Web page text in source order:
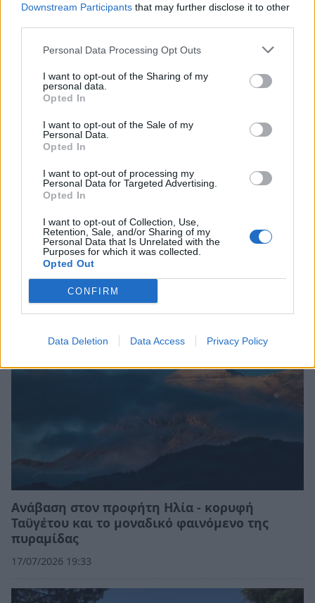
Downstream Participants that may further disclose it to other
Personal Data Processing Opt Outs
I want to opt-out of the Sharing of my
personal data.
Opted In
I want to opt-out of the Sale of my
Personal Data.
Opted In
I want to opt-out of processing my
Personal Data for Targeted Advertising.
Opted In
I want to opt-out of Collection, Use,
Retention, Sale, and/or Sharing of my
Personal Data that Is Unrelated with the
Purposes for which it was collected.
Opted Out
CONFIRM
Data Deletion Data Access Privacy Policy
ζωής
30/07/2026 08:59
Ο Όλυμπος ανακηρύχθηκε Μνημείο
Παγκόσμιας Κληρονομιάς της UNESCO
26/07/2026 10:53
Ανάβαση στον προφήτη Ηλία - κορυφή
Ταϋγέτου και το μοναδικό φαινόμενο της
πυραμίδας
17/07/2026 19:33